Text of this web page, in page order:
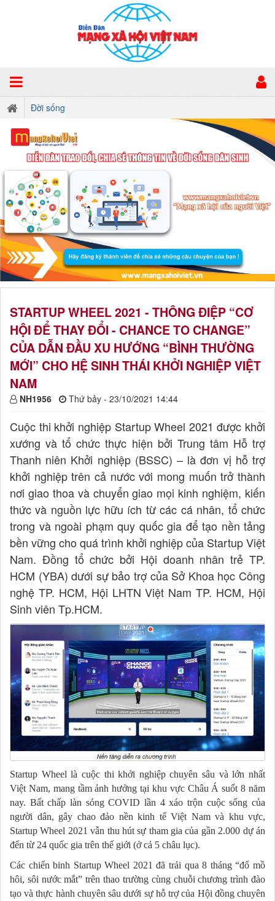
Đời sống
STARTUP WHEEL 2021 - THÔNG ĐIỆP “CƠ
HỘI ĐỂ THAY ĐỔI - CHANCE TO CHANGE”
CỦA DẪN ĐẦU XU HƯỚNG “BÌNH THƯỜNG
MỚI” CHO HỆ SINH THÁI KHỞI NGHIỆP VIỆT
NAM
NH1956 Thứ bảy - 23/10/2021 14:44
Cuộc thi khởi nghiệp Startup Wheel 2021 được khởi
xướng và tổ chức thực hiện bởi Trung tâm Hỗ trợ
Thanh niên Khởi nghiệp (BSSC) – là đơn vị hỗ trợ
khởi nghiệp trên cả nước với mong muốn trở thành
nơi giao thoa và chuyển giao mọi kinh nghiệm, kiến
thức và nguồn lực hữu ích từ các cá nhân, tổ chức
trong và ngoài phạm quy quốc gia để tạo nền tảng
bền vững cho quá trình khởi nghiệp của Startup Việt
Nam. Đồng tổ chức bởi Hội doanh nhân trẻ TP.
HCM (YBA) dưới sự bảo trợ của Sở Khoa học Công
nghệ TP. HCM, Hội LHTN Việt Nam TP. HCM, Hội
Sinh viên Tp.HCM.
Startup Wheel là cuộc thi khởi nghiệp chuyên sâu và lớn nhất
Việt Nam, mang tầm ảnh hưởng tại khu vực Châu Á suốt 8 năm
nay. Bất chấp làn sóng COVID lần 4 xáo trộn cuộc sống của
người dân, gây chao đảo nền kinh tế Việt Nam và khu vực,
Startup Wheel 2021 vẫn thu hút sự tham gia của gần 2.000 dự án
đến từ 24 quốc gia trên thế giới (ở cả 5 châu lục).
Các chiến binh Startup Wheel 2021 đã trải qua 8 tháng “đổ mồ
hôi, sôi nước mắt” trên thao trường cùng chuỗi chương trình đào
tạo và thực hành chuyên sâu dưới sự hỗ trợ của Hội đồng chuyên